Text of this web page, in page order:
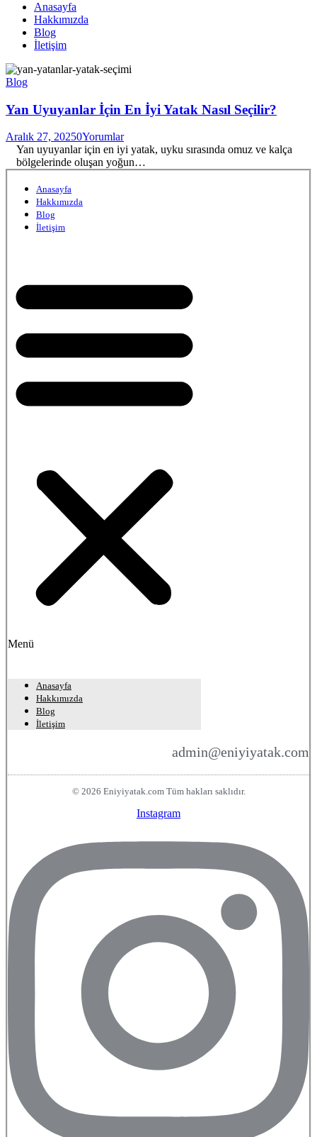
Anasayfa
Hakkımızda
Blog
İletişim
Blog
Yan Uyuyanlar İçin En İyi Yatak Nasıl Seçilir?
Aralık 27, 20250Yorumlar
Yan uyuyanlar için en iyi yatak, uyku sırasında omuz ve kalça
bölgelerinde oluşan yoğun…
Anasayfa
Hakkımızda
Blog
İletişim
Menü
Anasayfa
Hakkımızda
Blog
İletişim
admin@eniyiyatak.com
© 2026 Eniyiyatak.com Tüm hakları saklıdır.
Instagram